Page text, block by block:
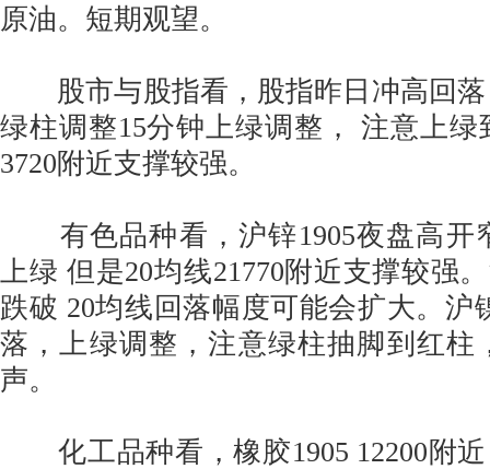
原油。短期观望。
股市与股指看，股指昨日冲高回落
绿柱调整15分钟上绿调整， 注意上
3720附近支撑较强。
有色品种看，沪锌1905夜盘高开
上绿 但是20均线21770附近支撑较强
跌破 20均线回落幅度可能会扩大。沪
落，上绿调整，注意绿柱抽脚到红柱
声。
化工品种看，橡胶1905 12200附近